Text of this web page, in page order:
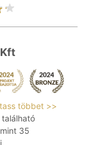
többet >>
35